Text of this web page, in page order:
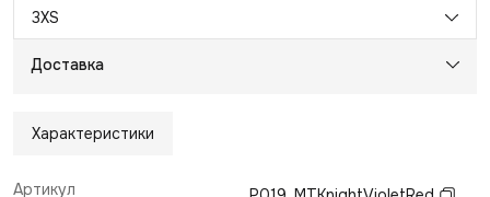
3XS
Доставка
Характеристики
Артикул